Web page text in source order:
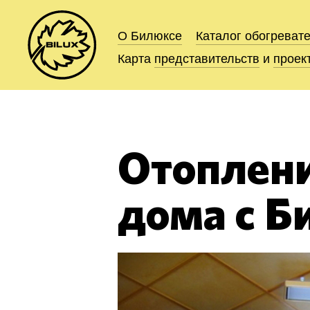
О Билюксе Каталог
Карта представительств и
О Билюксе Каталог
Карта представительств и
дома с